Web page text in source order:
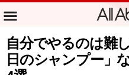
自分でやるのは難
日のシャンプー」